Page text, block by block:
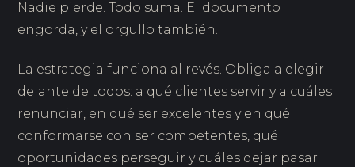
Nadie pierde. Todo suma. El documento
engorda, y el orgullo también.
La estrategia funciona al revés. Obliga a elegir
delante de todos: a qué clientes servir y a cuáles
renunciar, en qué ser excelentes y en qué
conformarse con ser competentes, qué
oportunidades perseguir y cuáles dejar pasar